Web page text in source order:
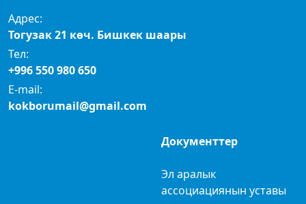
Адрес:
Тогузак 21 көч. Бишкек шаары
Тел:
+996 550 980 650
E-mail:
kokborumail@gmail.com
Документтер
Эл аралык
ассоциациянын уставы